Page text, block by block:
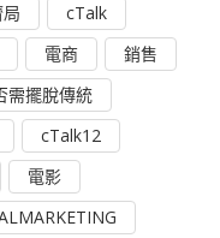
cTalk
電商
銷售
需擺脫傳統
cTalk12
電影